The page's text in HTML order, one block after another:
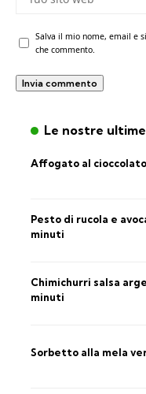
Salva il mio nome, email e
che commento.
Le nostre
Affogato al
Pesto di rucola e
minuti
Chimichurri salsa
minuti
Sorbetto alla mela